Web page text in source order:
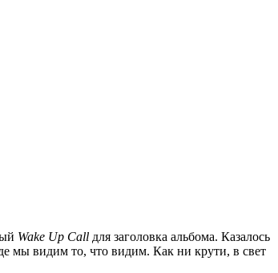
Wake Up Call для заголовка альбома. Казалось
мы видим то, что видим. Как ни крути, в свет